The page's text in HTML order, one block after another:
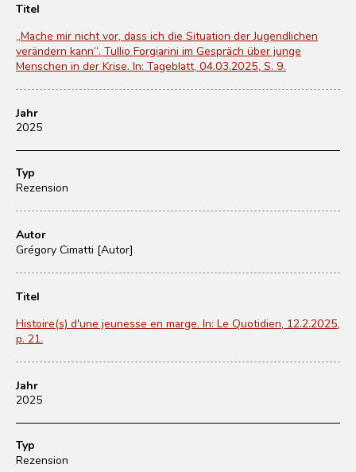
Titel
„Mache mir nicht vor, dass ich die Situation der Jugendlichen
verändern kann“. Tullio Forgiarini im Gespräch über junge
Menschen in der Krise. In: Tageblatt, 04.03.2025, S. 9.
Jahr
2025
Typ
Rezension
Autor
Grégory Cimatti [Autor]
Titel
Histoire(s) d'une jeunesse en marge. In: Le Quotidien, 12.2.2025,
p. 21.
Jahr
2025
Typ
Rezension